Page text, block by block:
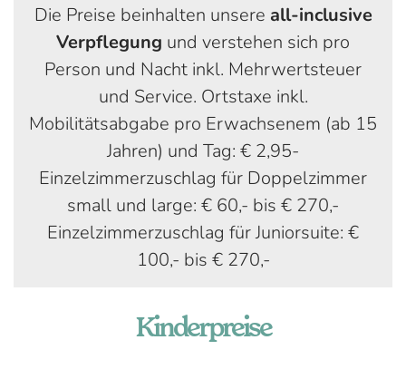
Die Preise beinhalten unsere all-inclusive
Verpflegung und verstehen sich pro
Person und Nacht inkl. Mehrwertsteuer
und Service. Ortstaxe inkl.
Mobilitätsabgabe pro Erwachsenem (ab 15
Jahren) und Tag: € 2,95-
Einzelzimmerzuschlag für Doppelzimmer
small und large: € 60,- bis € 270,-
Einzelzimmerzuschlag für Juniorsuite: €
100,- bis € 270,-
Kinderpreise